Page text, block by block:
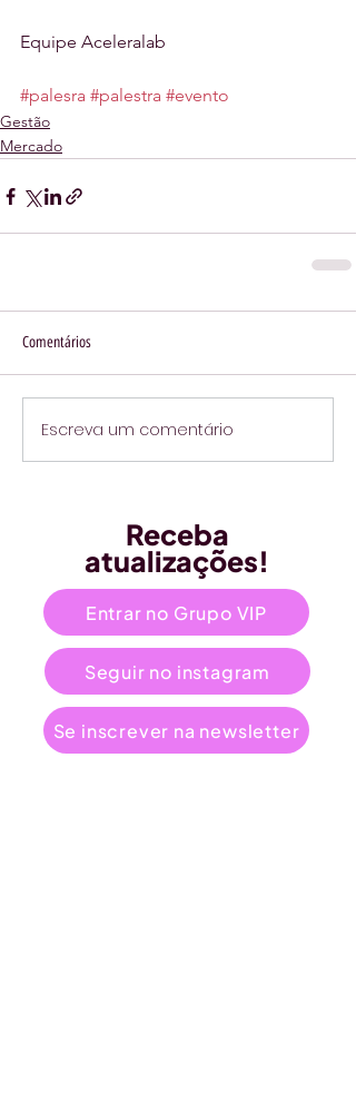
Equipe Aceleralab
#palesra #palestra #evento
Gestão
Mercado
Comentários
Escreva um comentário
Receba
atualizações!
Entrar no Grupo VIP
Seguir no instagram
Se inscrever na newsletter